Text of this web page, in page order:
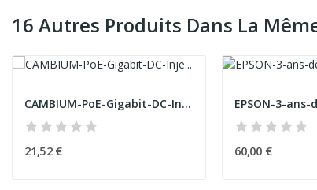
16 Autres Produits Dans La
CAMBIUM-PoE-Gigabit-DC-Injector-15W-Output-at-5...
21,52 € 60,00 €